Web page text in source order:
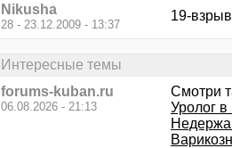
Nikusha
28 - 23.12.2009 - 13:37
19-
Интересные темы
forums-kuban.ru
06.08.2026 - 21:13
Смотри
Уролог в